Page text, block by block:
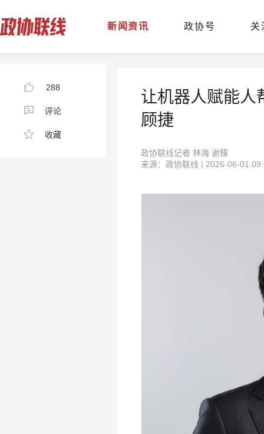
新闻资讯 政协号 关
288
评论
收藏
让机器人赋能
顾捷
政协联线记者 林海 谢臻
来源：政协联线 | 2026-06-01